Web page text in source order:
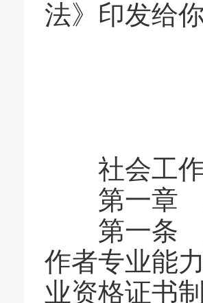
法》印发给
社会工作
第一章
第一条 为
作者专业能
业资格证书